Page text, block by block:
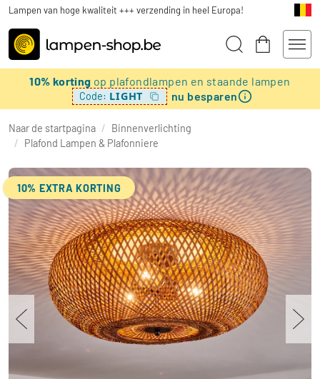
Lampen van hoge kwaliteit +++ verzending in heel Europa!
10% korting op plafondlampen en staande lampen
Code: LIGHT nu besparen
Naar de startpagina / Binnenverlichting
/ Plafond Lampen & Plafonniere
10% EXTRA KORTING